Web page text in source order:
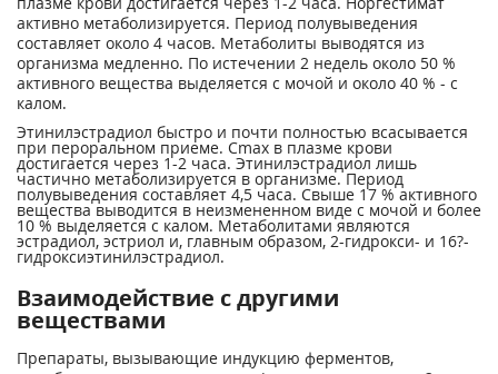
активно метаболизируется. Период полувыведения
составляет около 4 часов. Метаболиты выводятся из
организма медленно. По истечении 2 недель около 50 %
активного вещества выделяется с мочой и около 40 % - с
калом.
Этинилэстрадиол быстро и почти полностью всасывается
при пероральном приеме. Сmах в плазме крови
достигается через 1-2 часа. Этинилэстрадиол лишь
частично метаболизируется в организме. Период
полувыведения составляет 4,5 часа. Свыше 17 % активного
вещества выводится в неизмененном виде с мочой и более
10 % выделяется с калом. Метаболитами являются
эстрадиол, эстриол и, главным образом, 2-гидрокси- и 16?-
гидроксиэтинилэстрадиол.
Взаимодействие с другими
веществами
Препараты, вызывающие индукцию ферментов,